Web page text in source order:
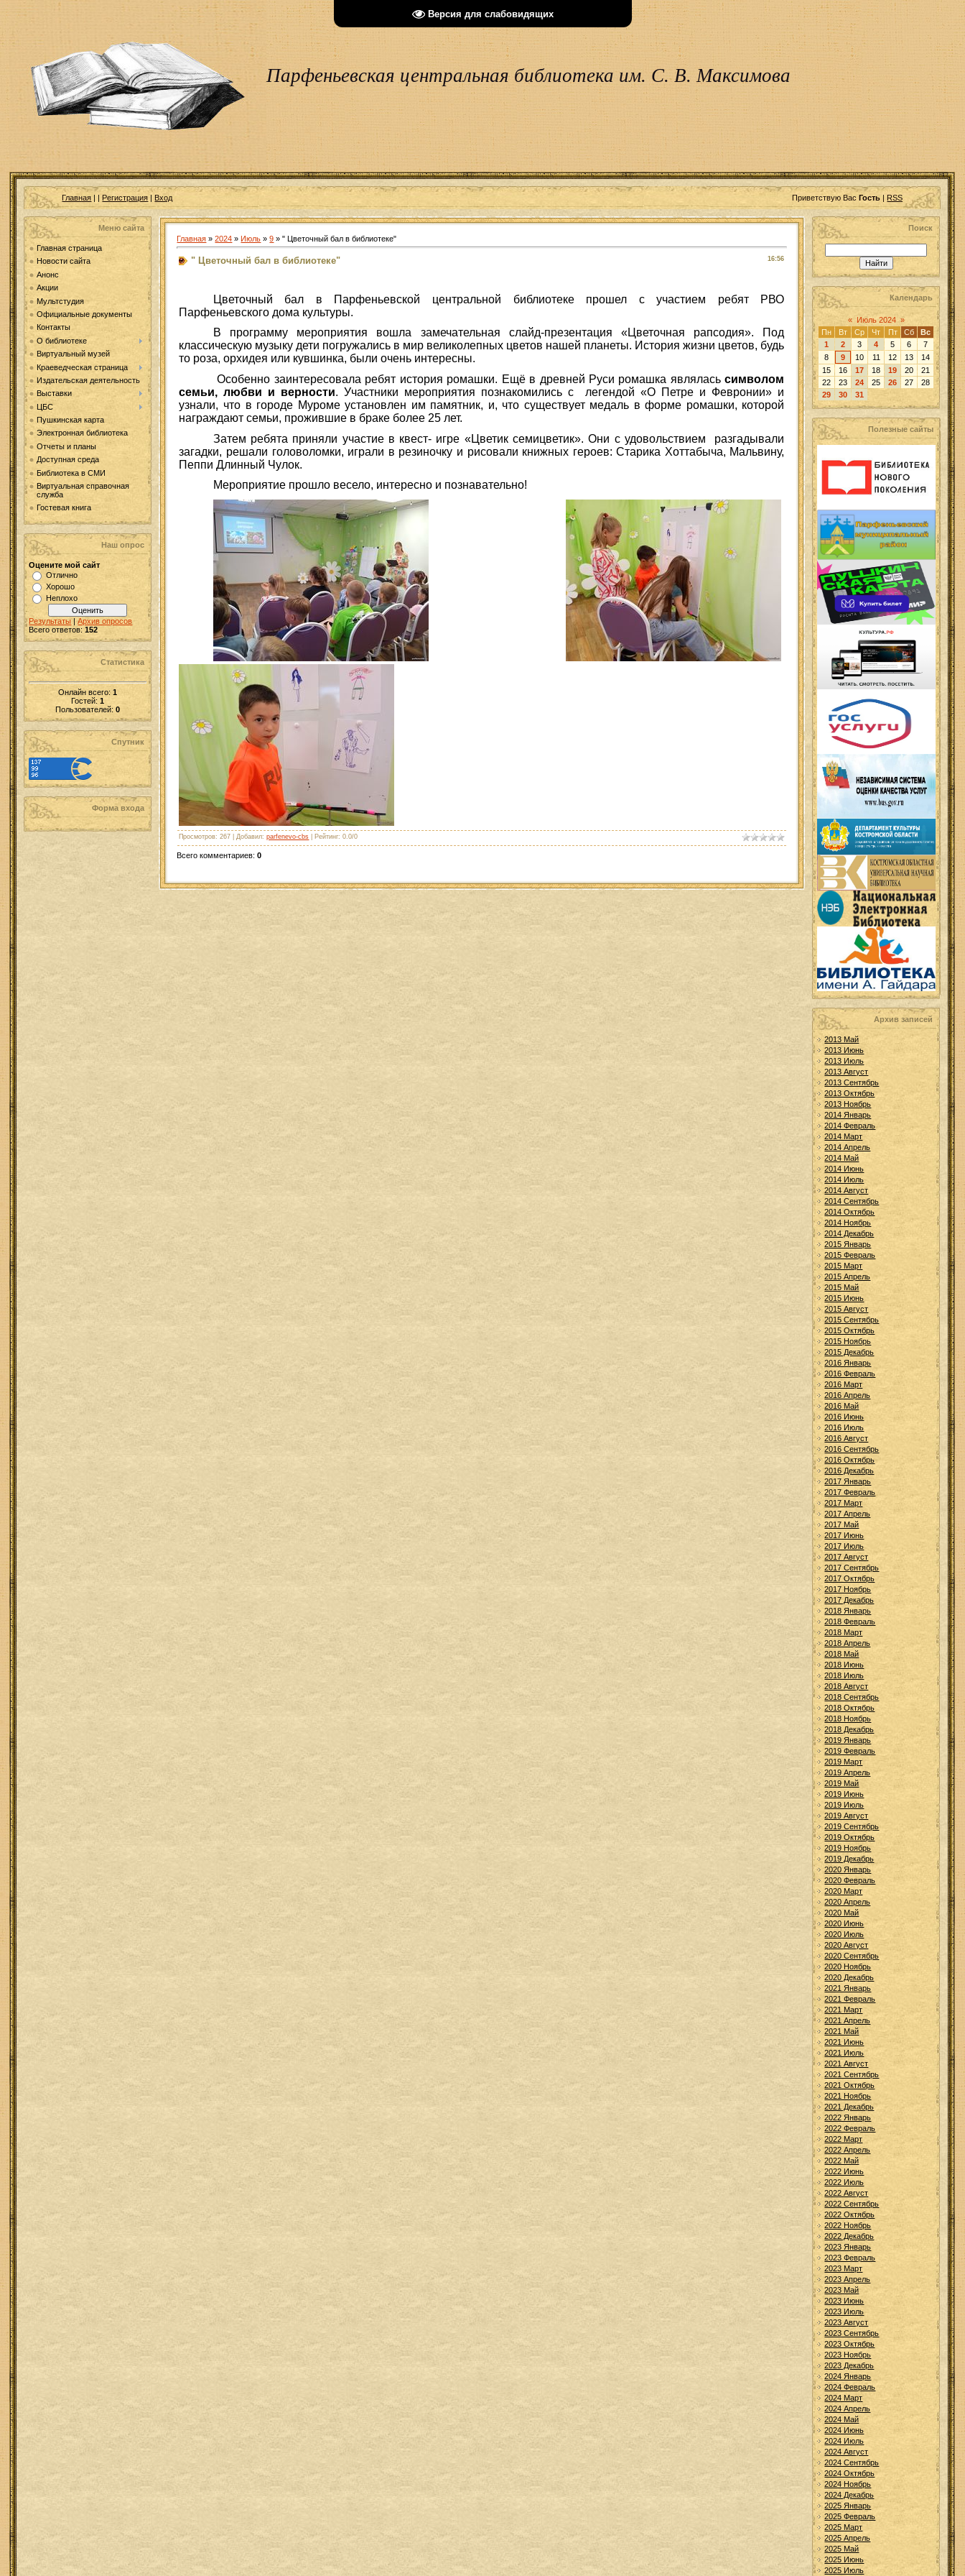
Версия для слабовидящих
Парфеньевская центральная библиотека им. С. В. Максимова
Главная | |Регистрация |Вход Приветствую Вас Гость | RSS
Меню сайта
Главная страница
Новости сайта
Анонс
Акции
Мультстудия
Официальные документы
Контакты
О библиотеке
Виртуальный музей
Краеведческая страница
Издательская деятельность
Выставки
ЦБС
Пушкинская карта
Электронная библиотека
Отчеты и планы
Доступная среда
Библиотека в СМИ
Виртуальная справочная
служба
Гостевая книга
Наш опрос
Оцените мой сайт
Отлично
Хорошо
Неплохо
Результаты |Архив опросов
Всего ответов:152
Статистика
Онлайн всего:1
Гостей:1
Пользователей:0
Спутник
Форма входа
Главная »2024 » Июль » 9 » " Цветочный бал в библиотеке"
16:56
" Цветочный бал в библиотеке"
Цветочный бал в Парфеньевской центральной библиотеке прошел с участием ребят РВО
Парфеньевского дома культуры.
В программу мероприятия вошла замечательная слайд-презентация «Цветочная рапсодия». Под
классическую музыку дети погружались в мир великолепных цветов нашей планеты. История жизни цветов, будь
то роза, орхидея или кувшинка, были очень интересны.
Особенно заинтересовала ребят история ромашки. Ещё в древней Руси ромашка являласьсимволом
семьи, любви и верности. Участники мероприятия познакомились с легендой «О Петре и Февронии» и
узнали, что в городе Муроме установлен им памятник, и, что существует медаль в форме ромашки, которой
награждают семьи, прожившие в браке более 25 лет.
Затем ребята приняли участие в квест- игре «Цветик семицветик». Они с удовольствием разгадывали
загадки, решали головоломки, играли в резиночку и рисовали книжных героев: Старика Хоттабыча, Мальвину,
Пеппи Длинный Чулок.
Мероприятие прошло весело, интересно и познавательно!
Просмотров: 267 | Добавил:parfenevo-cbs Рейтинг:0.0/0
Всего комментариев:0
Поиск
Календарь
« Июль 2024 »
Пн
Вт Ср Чт Пт Сб
Вс
1
2 3 4 5 6
7
8
9 10 11 12 13
14
15
16 17 18 19 20
21
22
23 24 25 26 27
28
29
30 31
Полезные сайты
Архив записей
2013 Май
2013 Июнь
2013 Июль
2013 Август
2013 Сентябрь
2013 Октябрь
2013 Ноябрь
2014 Январь
2014 Февраль
2014 Март
2014 Апрель
2014 Май
2014 Июнь
2014 Июль
2014 Август
2014 Сентябрь
2014 Октябрь
2014 Ноябрь
2014 Декабрь
2015 Январь
2015 Февраль
2015 Март
2015 Апрель
2015 Май
2015 Июнь
2015 Август
2015 Сентябрь
2015 Октябрь
2015 Ноябрь
2015 Декабрь
2016 Январь
2016 Февраль
2016 Март
2016 Апрель
2016 Май
2016 Июнь
2016 Июль
2016 Август
2016 Сентябрь
2016 Октябрь
2016 Декабрь
2017 Январь
2017 Февраль
2017 Март
2017 Апрель
2017 Май
2017 Июнь
2017 Июль
2017 Август
2017 Сентябрь
2017 Октябрь
2017 Ноябрь
2017 Декабрь
2018 Январь
2018 Февраль
2018 Март
2018 Апрель
2018 Май
2018 Июнь
2018 Июль
2018 Август
2018 Сентябрь
2018 Октябрь
2018 Ноябрь
2018 Декабрь
2019 Январь
2019 Февраль
2019 Март
2019 Апрель
2019 Май
2019 Июнь
2019 Июль
2019 Август
2019 Сентябрь
2019 Октябрь
2019 Ноябрь
2019 Декабрь
2020 Январь
2020 Февраль
2020 Март
2020 Апрель
2020 Май
2020 Июнь
2020 Июль
2020 Август
2020 Сентябрь
2020 Ноябрь
2020 Декабрь
2021 Январь
2021 Февраль
2021 Март
2021 Апрель
2021 Май
2021 Июнь
2021 Июль
2021 Август
2021 Сентябрь
2021 Октябрь
2021 Ноябрь
2021 Декабрь
2022 Январь
2022 Февраль
2022 Март
2022 Апрель
2022 Май
2022 Июнь
2022 Июль
2022 Август
2022 Сентябрь
2022 Октябрь
2022 Ноябрь
2022 Декабрь
2023 Январь
2023 Февраль
2023 Март
2023 Апрель
2023 Май
2023 Июнь
2023 Июль
2023 Август
2023 Сентябрь
2023 Октябрь
2023 Ноябрь
2023 Декабрь
2024 Январь
2024 Февраль
2024 Март
2024 Апрель
2024 Май
2024 Июнь
2024 Июль
2024 Август
2024 Сентябрь
2024 Октябрь
2024 Ноябрь
2024 Декабрь
2025 Январь
2025 Февраль
2025 Март
2025 Апрель
2025 Май
2025 Июнь
2025 Июль